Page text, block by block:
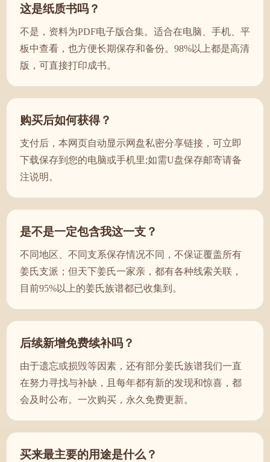
这是纸质书吗？
不是，资料为PDF电子版合集。适合在电脑、手机、平
板中查看，也方便长期保存和备份。98%以上都是高清
版，可直接打印成书。
购买后如何获得？
支付后，本网页自动显示网盘私密分享链接，可立即
下载保存到您的电脑或手机里;如需U盘保存邮寄请备
注说明。
是不是一定包含我这一支？
不同地区、不同支系保存情况不同，不保证覆盖所有
姜氏支派；但天下姜氏一家亲，都有各种线索关联，
目前95%以上的姜氏族谱都已收集到。
后续新增免费续补吗？
由于遗忘或损毁等因素，还有部分姜氏族谱我们一直
在努力寻找与补缺，且每年都有新的发现和惊喜，都
会及时公布。一次购买，永久免费更新。
买来最主要的用途是什么？